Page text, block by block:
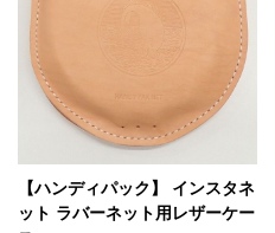
【ハンディパック】 インスタネ
ット ラバーネット用レザーケー